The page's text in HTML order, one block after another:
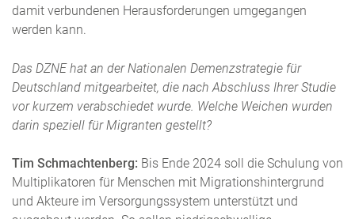
damit verbundenen Herausforderungen umgegangen
werden kann.
Das DZNE hat an der Nationalen Demenzstrategie für
Deutschland mitgearbeitet, die nach Abschluss Ihrer Studie
vor kurzem verabschiedet wurde. Welche Weichen wurden
darin speziell für Migranten gestellt?
Tim Schmachtenberg: Bis Ende 2024 soll die Schulung von
Multiplikatoren für Menschen mit Migrationshintergrund
und Akteure im Versorgungssystem unterstützt und